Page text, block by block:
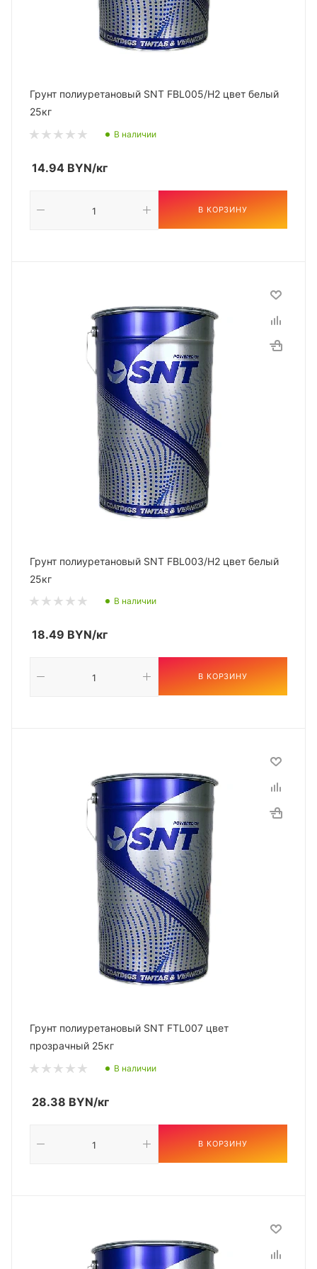
Грунт полиуретановый SNT FBL005/H2 цвет белый
25кг
В наличии
14.94 BYN/кг
В КОРЗИНУ
Грунт полиуретановый SNT FBL003/H2 цвет белый
25кг
В наличии
18.49 BYN/кг
В КОРЗИНУ
Грунт полиуретановый SNT FTL007 цвет
прозрачный 25кг
В наличии
28.38 BYN/кг
В КОРЗИНУ